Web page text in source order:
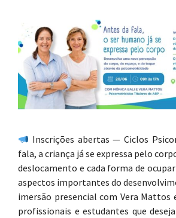
Inscrições abertas — Ciclos
fala, a criança já se expressa pelo
deslocamento e cada forma de
aspectos importantes do
imersão presencial com Vera Mattos
profissionais e estudantes que